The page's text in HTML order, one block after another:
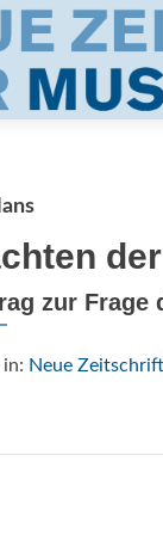
zur Frage
in: Neue